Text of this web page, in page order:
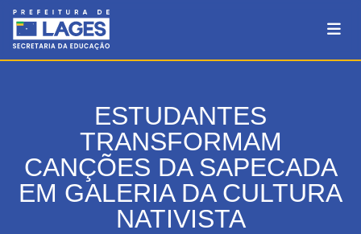
ESTUDANTES
TRANSFORMAM
CANÇÕES DA SAPECADA
EM GALERIA DA CULTURA
NATIVISTA